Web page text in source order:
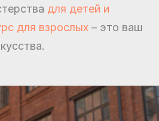
для детей и
для взрослых – это ваш